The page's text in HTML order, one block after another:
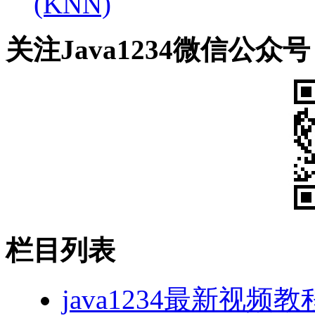
关注Java1234微信公众号
栏目列表
java1234最新视频教